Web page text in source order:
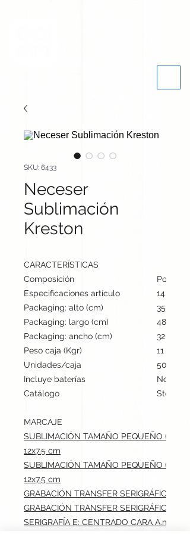
SKU: 6433
Neceser
Sublimación
Kreston
CARACTERÍSTICAS
Composición
Poliéster
Especificaciones artículo
14 cm /
Packaging: alto (cm)
35
Packaging: largo (cm)
48
Packaging: ancho (cm)
32
Peso caja (Kgr)
11
Unidades/caja
500
Incluye baterías
No
Catálogo
Stock
MARCAJE
SUBLIMACIÓN TAMAÑO PEQUEÑO (-100
12x7.5 cm
SUBLIMACIÓN TAMAÑO PEQUEÑO (-100
12x7.5 cm
GRABACIÓN TRANSFER SERIGRÁFICO:
GRABACIÓN TRANSFER SERIGRÁFICO:
SERIGRAFÍA E: CENTRADO CARA A.max: